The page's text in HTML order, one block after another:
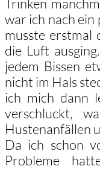
Trinken
war ich nach ein
musste erstmal
die Luft
jedem Bissen
nicht im Hals
ich mich dann
verschluckt,
Hustenanfällen
Da ich schon
Probleme